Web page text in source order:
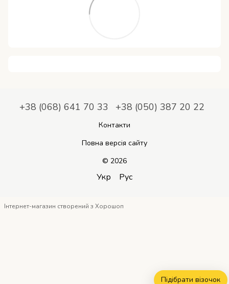
+38 (068) 641 70 33 +38 (050) 387 20 22
Контакти
Повна версія сайту
© 2026
Укр Рус
Інтернет-магазин створений з Хорошоп
Підібрати візочок